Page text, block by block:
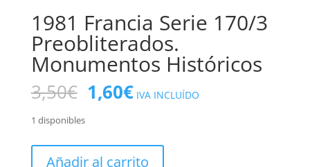
1981 Francia Serie 170/3
Preobliterados.
Monumentos Históricos
3,50€ El
precio
era:
3,50€.
1,60€El
precio
es:
1,60€.
IVA INCLUÍDO
1 disponibles
Añadir al carrito